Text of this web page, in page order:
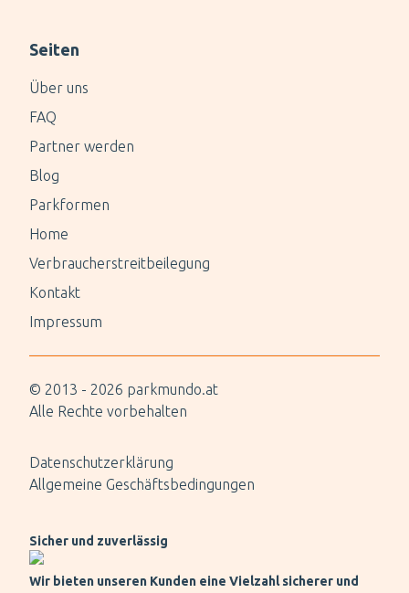
Seiten
Über uns
FAQ
Partner werden
Blog
Parkformen
Home
Verbraucherstreitbeilegung
Kontakt
Impressum
© 2013 - 2026 parkmundo.at
Alle Rechte vorbehalten
Datenschutzerklärung
Allgemeine Geschäftsbedingungen
Sicher und zuverlässig
Wir bieten unseren Kunden eine Vielzahl sicherer und